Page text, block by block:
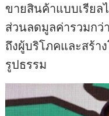
ขายสินค้าแบบเรีย
ส่วนลดมูลค่ารวมกว่
ถึงผู้บริโภคและสร้า
รูปธรรม